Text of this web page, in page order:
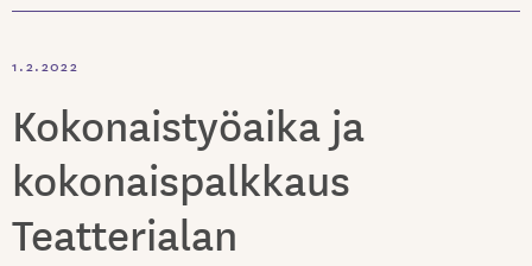
1.2.2022
Kokonaistyöaika ja
kokonaispalkkaus
Teatterialan